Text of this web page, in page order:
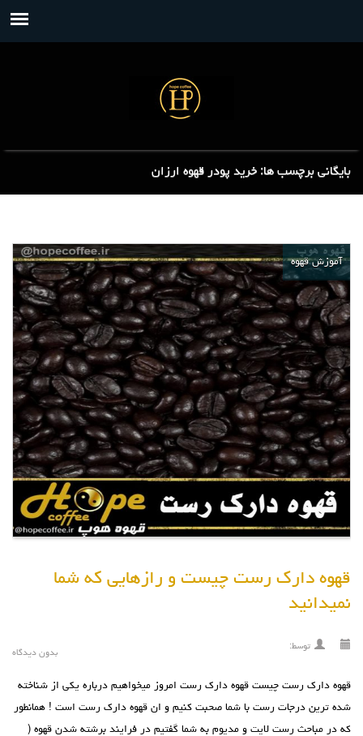
بایگانی برچسب ها: خرید پودر قهوه ارزان
آموزش قهوه
قهوه دارک رست چیست و رازهایی که شما
نمیدانید
توسط:
بدون دیدگاه
قهوه دارک رست چیست قهوه دارک رست امروز میخواهیم درباره یکی از شناخته
شده ترین درجات رست با شما صحبت کنیم و ان قهوه دارک رست است ! همانطور
که در مباحث رست لایت و مدیوم به شما گفتیم در فرایند برشته شدن قهوه (